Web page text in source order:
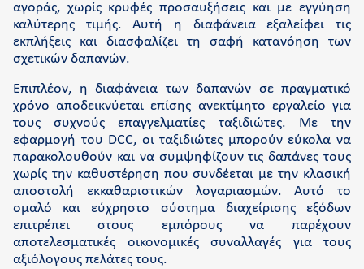
αγοράς, χωρίς κρυφές προσαυξήσεις και με εγγύηση
καλύτερης τιμής. Αυτή η διαφάνεια εξαλείφει τις
εκπλήξεις και διασφαλίζει τη σαφή κατανόηση των
σχετικών δαπανών.
Επιπλέον, η διαφάνεια των δαπανών σε πραγματικό
χρόνο αποδεικνύεται επίσης ανεκτίμητο εργαλείο για
τους συχνούς επαγγελματίες ταξιδιώτες. Με την
εφαρμογή του DCC, οι ταξιδιώτες μπορούν εύκολα να
παρακολουθούν και να συμψηφίζουν τις δαπάνες τους
χωρίς την καθυστέρηση που συνδέεται με την κλασική
αποστολή εκκαθαριστικών λογαριασμών. Αυτό το
ομαλό και εύχρηστο σύστημα διαχείρισης εξόδων
επιτρέπει στους εμπόρους να παρέχουν
αποτελεσματικές οικονομικές συναλλαγές για τους
αξιόλογους πελάτες τους.